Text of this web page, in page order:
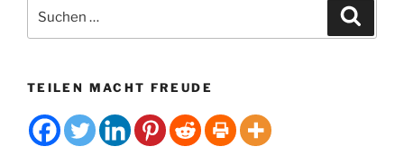
nach:
TEILEN MACHT FREUDE